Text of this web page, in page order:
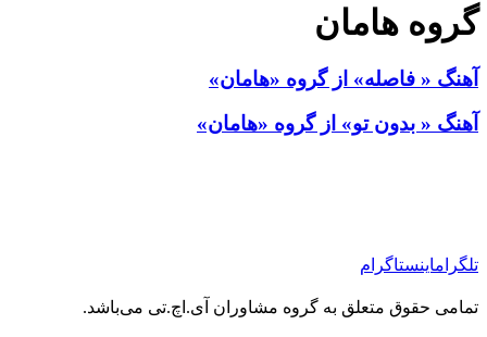
گروه هامان
آهنگ « فاصله» از گروه «هامان»
آهنگ « بدون تو» از گروه «هامان»
تلگراماینستاگرام
تمامی حقوق متعلق به گروه مشاوران آی.اچ.تی می‌باشد.